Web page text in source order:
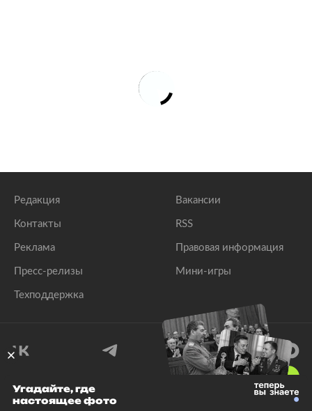
Редакция
Контакты
Реклама
Пресс-релизы
Техподдержка
Вакансии
RSS
Правовая информация
Мини-игры
© 1999–2026 Все права защищены.
Угадайте, где
настоящее фото